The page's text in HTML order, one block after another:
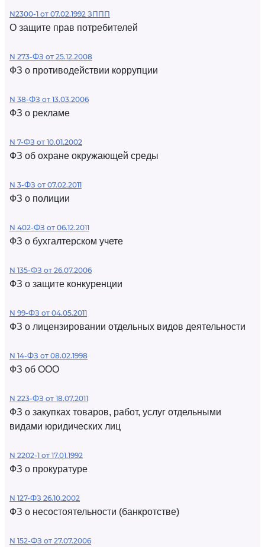
N2300-1 от 07.02.1992 ЗППП
О защите прав потребителей
N 273-ФЗ от 25.12.2008
ФЗ о противодействии коррупции
N 38-ФЗ от 13.03.2006
ФЗ о рекламе
N 7-ФЗ от 10.01.2002
ФЗ об охране окружающей среды
N 3-ФЗ от 07.02.2011
ФЗ о полиции
N 402-ФЗ от 06.12.2011
ФЗ о бухгалтерском учете
N 135-ФЗ от 26.07.2006
ФЗ о защите конкуренции
N 99-ФЗ от 04.05.2011
ФЗ о лицензировании отдельных видов деятельности
N 14-ФЗ от 08.02.1998
ФЗ об ООО
N 223-ФЗ от 18.07.2011
ФЗ о закупках товаров, работ, услуг отдельными
видами юридических лиц
N 2202-1 от 17.01.1992
ФЗ о прокуратуре
N 127-ФЗ 26.10.2002
ФЗ о несостоятельности (банкротстве)
N 152-ФЗ от 27.07.2006